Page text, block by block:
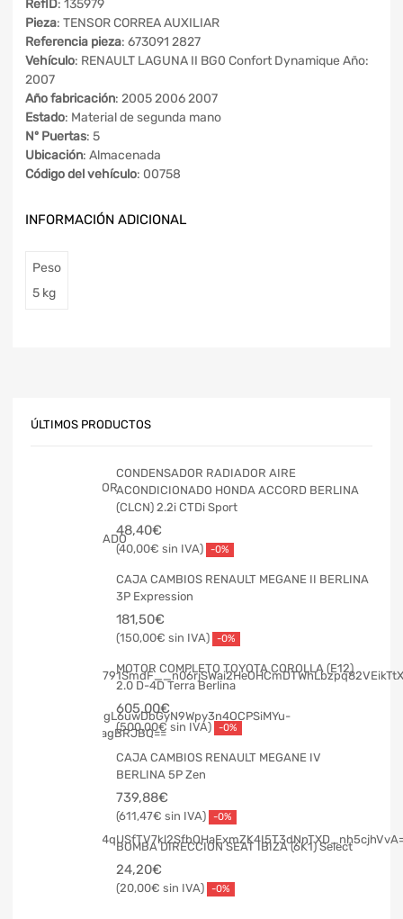
RefID: 135979
Pieza: TENSOR CORREA AUXILIAR
Referencia pieza: 673091 2827
Vehículo: RENAULT LAGUNA II BG0 Confort Dynamique Año:
2007
Año fabricación: 2005 2006 2007
Estado: Material de segunda mano
Nº Puertas: 5
Ubicación: Almacenada
Código del vehículo: 00758
INFORMACIÓN ADICIONAL
Peso
5 kg
ÚLTIMOS PRODUCTOS
CONDENSADOR RADIADOR AIRE
ACONDICIONADO HONDA ACCORD BERLINA
(CLCN) 2.2i CTDi Sport
48,40€
40,00€ -0%
CAJA CAMBIOS RENAULT MEGANE II BERLINA
3P Expression
181,50€
150,00€ -0%
MOTOR COMPLETO TOYOTA COROLLA (E12)
2.0 D-4D Terra Berlina
605,00€
500,00€ -0%
CAJA CAMBIOS RENAULT MEGANE IV
BERLINA 5P Zen
739,88€
611,47€ -0%
BOMBA DIRECCION SEAT IBIZA (6K1) Select
24,20€
20,00€ -0%